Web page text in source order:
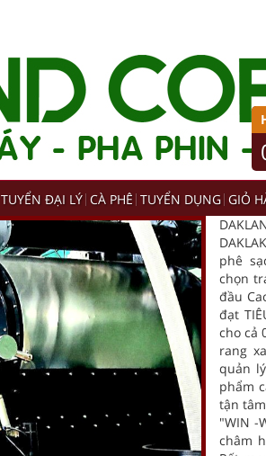
TUYỂN ĐẠI LÝ CÀ PHÊ TUYỂN DỤNG GIỎ
phê
chọn
đầu
đạt
cho cả
rang
quản
phẩm
tận
"WIN -
châm